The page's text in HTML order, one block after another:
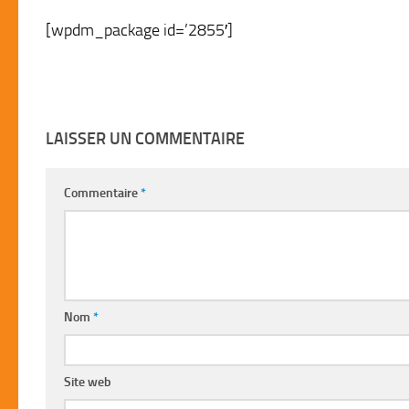
[wpdm_package id=’2855′]
LAISSER UN COMMENTAIRE
Commentaire*
Nom *
Site web